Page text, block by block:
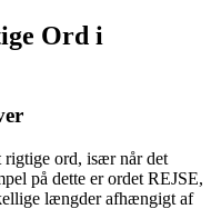
Ord i
rigtige ord, især når det
på dette er ordet REJSE,
længder afhængigt af